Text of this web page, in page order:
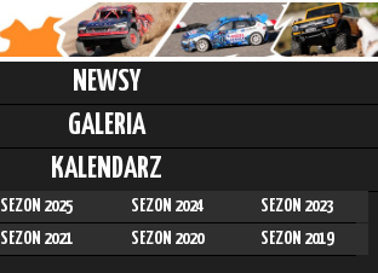
NEWSY
GALERIA
KALENDARZ
SEZON 2025 SEZON 2024
SEZON 2023
SEZON 2021 SEZON 2020
SEZON 2019